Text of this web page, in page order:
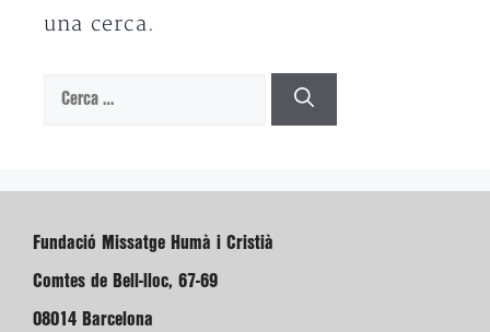
una cerca.
Cerca:
Fundació Missatge Humà i Cristià
Comtes de Bell-lloc, 67-69
08014 Barcelona